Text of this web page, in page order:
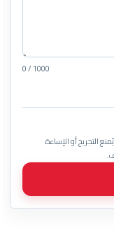
0 / 1000
التجريح أو الإساءة